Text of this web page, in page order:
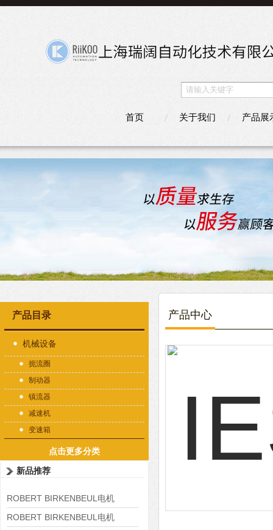
首页 关于我们 产品展
产品目录
机械设备
扼流圈
制动器
镇流器
减速机
变速箱
点击更多分类
新品推荐
ROBERT BIRKENBEUL电机
8APE225M-4-IE3
ROBERT BIRKENBEUL电机
产品中心